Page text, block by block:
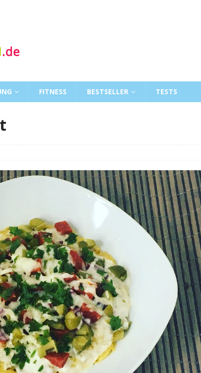
FITNESS BESTSELLER TESTS